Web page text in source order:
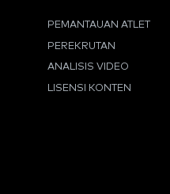
PEMANTAUAN ATLET
PEREKRUTAN
ANALISIS VIDEO
LISENSI KONTEN